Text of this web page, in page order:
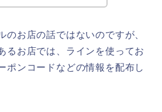
のお店の話ではないのですが、
るお店では、ラインを使ってお
ポンコードなどの情報を配布し